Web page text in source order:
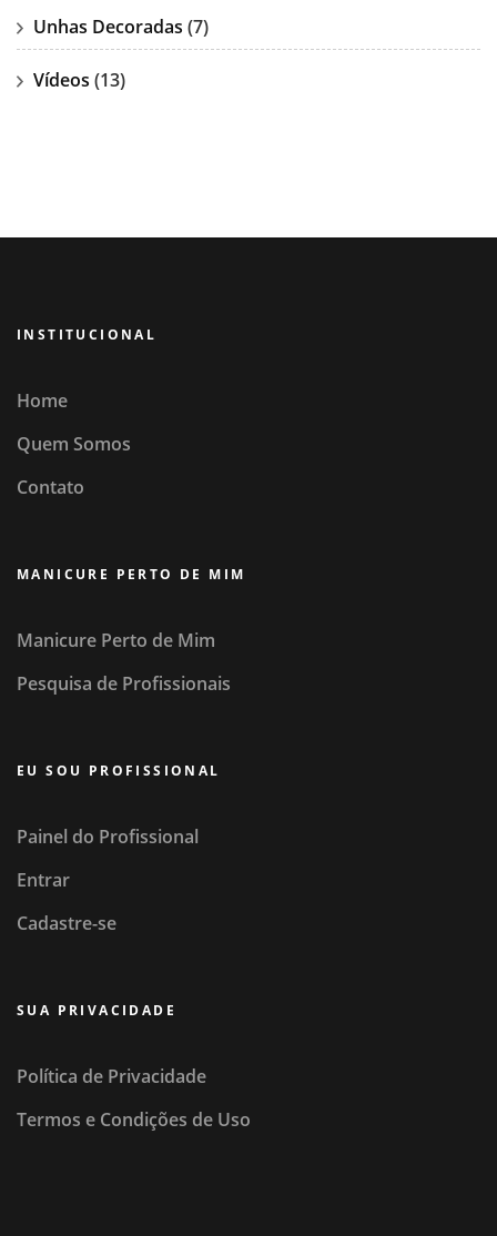
Unhas Decoradas (7)
Vídeos (13)
INSTITUCIONAL
Home
Quem Somos
Contato
MANICURE PERTO DE MIM
Manicure Perto de Mim
Pesquisa de Profissionais
EU SOU PROFISSIONAL
Painel do Profissional
Entrar
Cadastre-se
SUA PRIVACIDADE
Política de Privacidade
Termos e Condições de Uso